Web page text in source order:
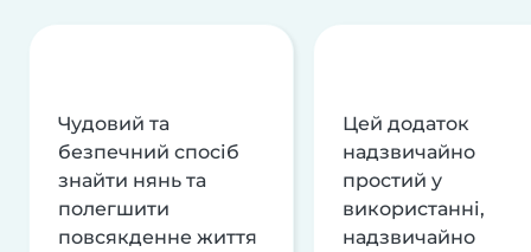
Чудовий та
безпечний спосіб
знайти нянь та
полегшити
повсякденне життя
Цей додаток
надзвичайно
простий у
використанні,
надзвичайно